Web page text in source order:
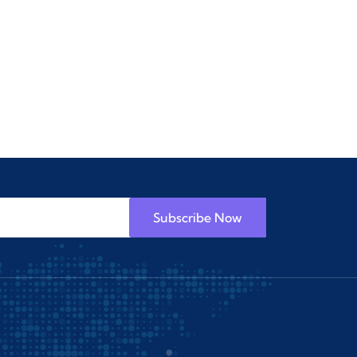
Subscribe Now